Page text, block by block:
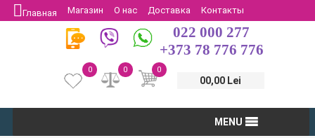
Главная Магазин О нас Доставка
Контакты
Защита потребителей
Возврат
022 000 277
+373 78 776 776
0
00,00 Lei
0
0
MENU